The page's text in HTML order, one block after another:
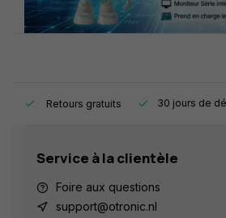
Retours gratuits 30 jours de
Service à la clientèle
Foire aux questions
support@otronic.nl